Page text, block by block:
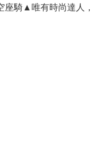
座騎▲唯有時尚達人，